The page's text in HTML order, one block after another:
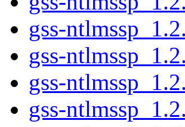
gss-
gss-
gss-
gss-